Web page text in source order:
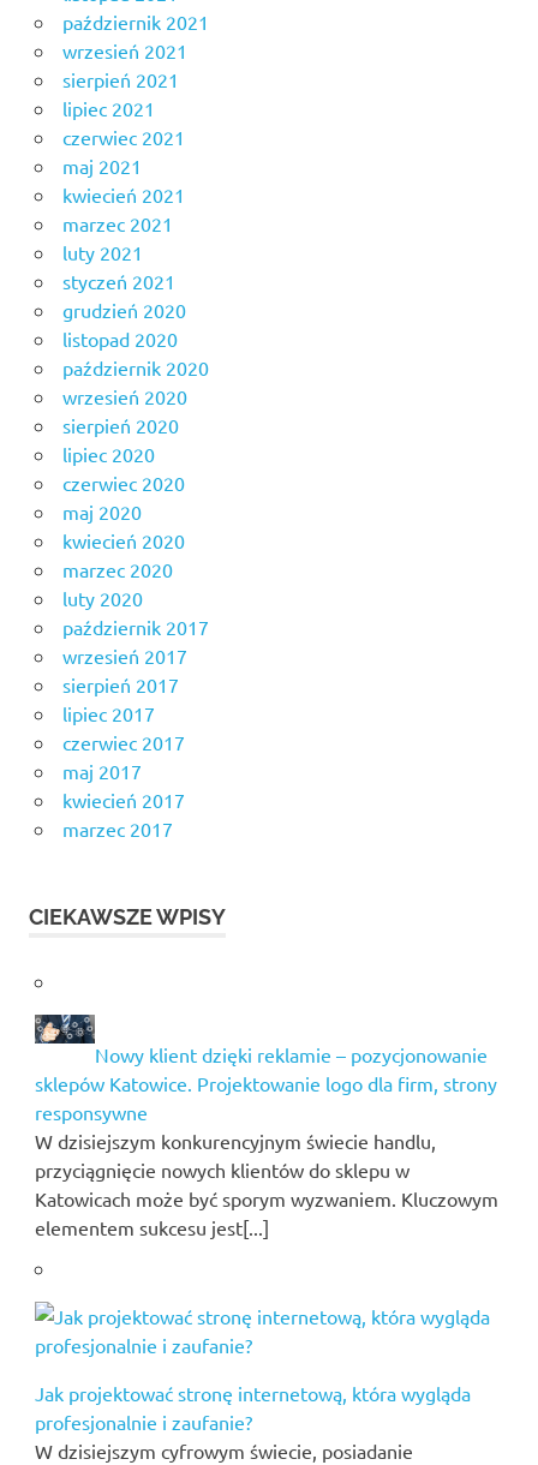
październik 2021
wrzesień 2021
sierpień 2021
lipiec 2021
czerwiec 2021
maj 2021
kwiecień 2021
marzec 2021
luty 2021
styczeń 2021
grudzień 2020
listopad 2020
październik 2020
wrzesień 2020
sierpień 2020
lipiec 2020
czerwiec 2020
maj 2020
kwiecień 2020
marzec 2020
luty 2020
październik 2017
wrzesień 2017
sierpień 2017
lipiec 2017
czerwiec 2017
maj 2017
kwiecień 2017
marzec 2017
CIEKAWSZE WPISY
Nowy klient dzięki reklamie – pozycjonowanie
sklepów Katowice. Projektowanie logo dla firm, strony
responsywne
W dzisiejszym konkurencyjnym świecie handlu,
przyciągnięcie nowych klientów do sklepu w
Katowicach może być sporym wyzwaniem. Kluczowym
elementem sukcesu jest[...]
Jak projektować stronę internetową, która wygląda
profesjonalnie i zaufanie?
W dzisiejszym cyfrowym świecie, posiadanie